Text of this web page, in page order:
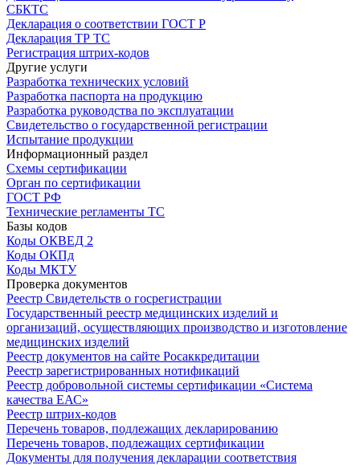
СБКТС
Декларация о соответствии ГОСТ Р
Декларация ТР ТС
Регистрация штрих-кодов
Другие услуги
Разработка технических условий
Разработка паспорта на продукцию
Разработка руководства по эксплуатации
Свидетельство о государственной регистрации
Испытание продукции
Информационный раздел
Схемы сертификации
Орган по сертификации
ГОСТ РФ
Технические регламенты ТС
Базы кодов
Коды ОКВЕД 2
Коды ОКПд
Коды МКТУ
Проверка документов
Реестр Свидетельств о госрегистрации
Государственный реестр медицинских изделий и
организаций, осуществляющих производство и изготовление
медицинских изделий
Реестр документов на сайте Росаккредитации
Реестр зарегистрированных нотификаций
Реестр добровольной системы сертификации «Система
качества ЕАС»
Реестр штрих-кодов
Перечень товаров, подлежащих декларированию
Перечень товаров, подлежащих сертификации
Документы для получения декларации соответствия